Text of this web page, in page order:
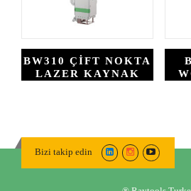
BW310 ÇIFT NOKTA
LAZER KAYNAK
Bizi takip edin